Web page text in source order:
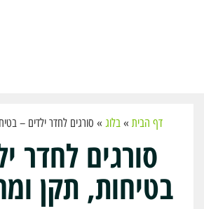
דף הבית » בלוג » סורגים לחדר ילדים –
סורגים לחדר
בטיחות, תקן